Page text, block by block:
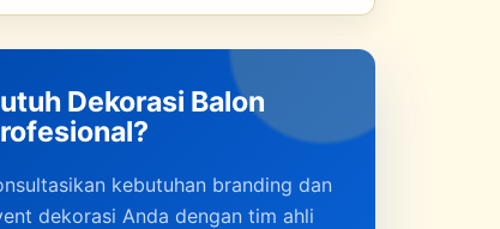
Dekorasi Balon
kebutuhan branding dan
dekorasi Anda dengan tim ahli